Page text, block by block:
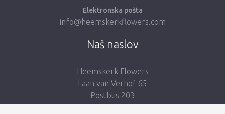
Elektronska pošta
info@heemskerkflowers.com
Naš naslov
Heemskerk Flowers
Laan van Verhof 65
Postbus 203
2230 AE Rijnsburg